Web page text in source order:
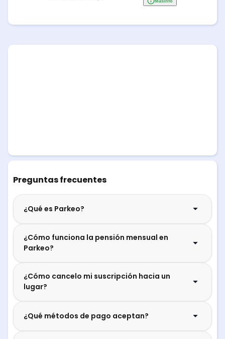
Preguntas frecuentes
¿Qué es Parkeo?
¿Cómo funciona la pensión mensual en
Parkeo?
¿Cómo cancelo mi suscripción hacia un
lugar?
¿Qué métodos de pago aceptan?